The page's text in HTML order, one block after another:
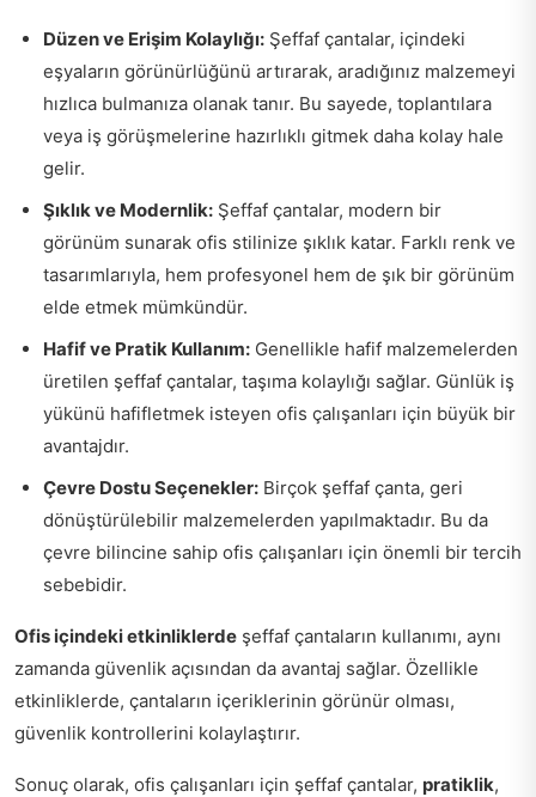
Düzen ve Erişim Kolaylığı: Şeffaf çantalar, içindeki
eşyaların görünürlüğünü artırarak, aradığınız malzemeyi
hızlıca bulmanıza olanak tanır. Bu sayede, toplantılara
veya iş görüşmelerine hazırlıklı gitmek daha kolay hale
gelir.
Şıklık ve Modernlik: Şeffaf çantalar, modern bir
görünüm sunarak ofis stilinize şıklık katar. Farklı renk ve
tasarımlarıyla, hem profesyonel hem de şık bir görünüm
elde etmek mümkündür.
Hafif ve Pratik Kullanım: Genellikle hafif malzemelerden
üretilen şeffaf çantalar, taşıma kolaylığı sağlar. Günlük iş
yükünü hafifletmek isteyen ofis çalışanları için büyük bir
avantajdır.
Çevre Dostu Seçenekler: Birçok şeffaf çanta, geri
dönüştürülebilir malzemelerden yapılmaktadır. Bu da
çevre bilincine sahip ofis çalışanları için önemli bir tercih
sebebidir.
Ofis içindeki etkinliklerde şeffaf çantaların kullanımı, aynı
zamanda güvenlik açısından da avantaj sağlar. Özellikle
etkinliklerde, çantaların içeriklerinin görünür olması,
güvenlik kontrollerini kolaylaştırır.
Sonuç olarak, ofis çalışanları için şeffaf çantalar, pratiklik,